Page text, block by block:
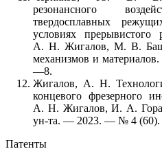
резонансного
твердосплавных
условиях
А. Н. Жигалов, М. В.
механизмов и
—8.
Жигалов, А. Н.
концевого фрезерного
А. Н. Жигалов, И. А.
ун-та. — 2023. — № 4
Патенты